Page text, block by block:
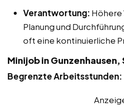
Verantwortung:
Planung und
oft eine kontinuierliche
Minijob in Gunzenhausen,
Begrenzte Arbeitsstunden: